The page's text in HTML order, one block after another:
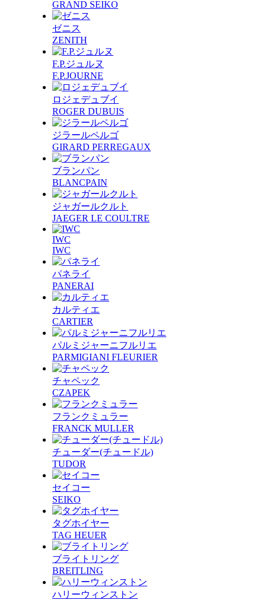
GRAND SEIKO
ゼニス
ZENITH
F.P.ジュルヌ
F.P.JOURNE
ロジェデュブイ
ROGER DUBUIS
ジラールペルゴ
GIRARD PERREGAUX
ブランパン
BLANCPAIN
ジャガールクルト
JAEGER LE COULTRE
IWC
IWC
パネライ
PANERAI
カルティエ
CARTIER
パルミジャーニフルリエ
PARMIGIANI FLEURIER
チャペック
CZAPEK
フランクミュラー
FRANCK MULLER
チューダー(チュードル)
TUDOR
セイコー
SEIKO
タグホイヤー
TAG HEUER
ブライトリング
BREITLING
ハリーウィンストン